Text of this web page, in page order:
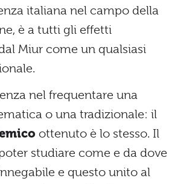
italiana nel campo della
è a tutti gli effetti
Miur come un qualsiasi
nel frequentare una
o una tradizionale: il
ottenuto è lo stesso. Il
studiare come e da dove
e questo unito al